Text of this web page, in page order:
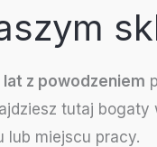
lat z powodzeniem
tutaj
lub miejscu pracy.